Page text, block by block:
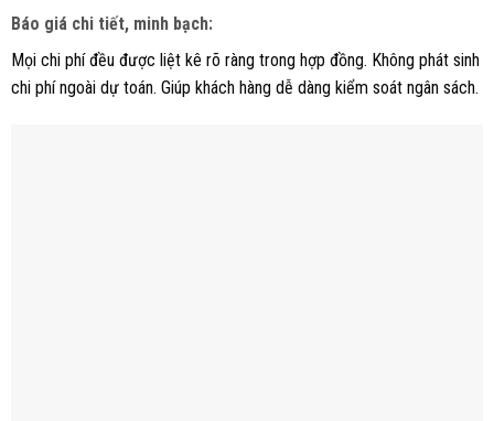
Báo giá chi tiết, minh bạch:
Mọi chi phí đều được liệt kê rõ ràng trong hợp đồng. Không phát sinh
chi phí ngoài dự toán. Giúp khách hàng dễ dàng kiểm soát ngân sách.